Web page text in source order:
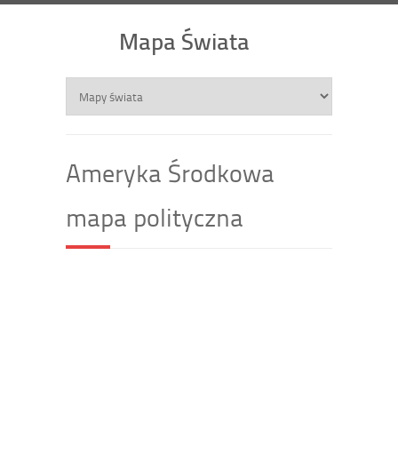
Mapa Świata
Ameryka Środkowa
mapa polityczna